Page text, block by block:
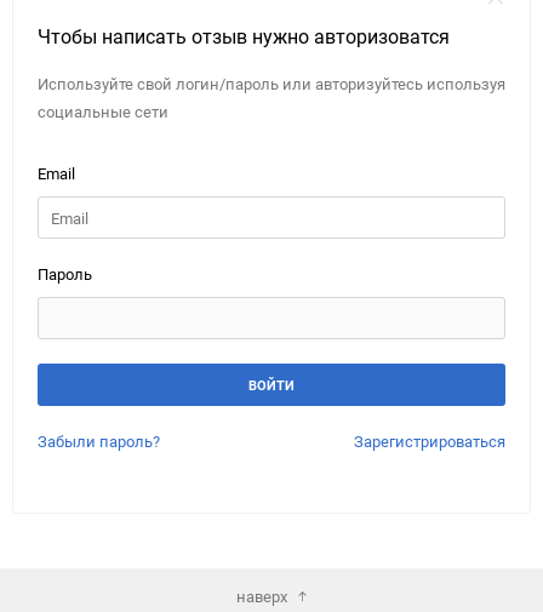
Чтобы написать отзыв нужно авторизоватся
Используйте свой логин/пароль или авторизуйтесь используя
социальные сети
Email
Пароль
Забыли пароль? Зарегистрироваться
наверх